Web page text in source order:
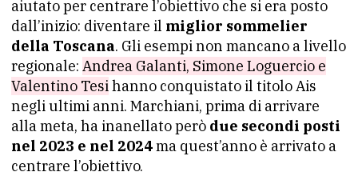
aiutato per centrare l’obiettivo che si era posto
dall’inizio: diventare il miglior sommelier
della Toscana. Gli esempi non mancano a livello
regionale: Andrea Galanti, Simone Loguercio e
Valentino Tesihanno conquistato il titolo Ais
negli ultimi anni. Marchiani, prima di arrivare
alla meta, ha inanellato però due secondi posti
nel 2023 e nel 2024ma quest’anno è arrivato a
centrare l’obiettivo.